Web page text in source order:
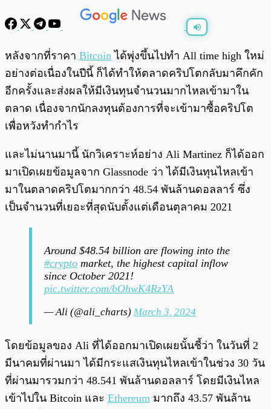
พร้อมเล่น
หลังจากที่ราคา Bitcoin ได้พุ่งขึ้นไปทำ All time high ใหม่
อย่างต่อเนื่องในปีนี้ ก็ได้ทำให้ตลาดคริปโตกลับมาคึกคัก
อีกครั้งและส่งผลให้มีเงินทุนจำนวนมากไหลเข้ามาใน
ตลาด เนื่องจากนักลงทุนต้องการที่จะเข้ามาซื้อคริปโต
เพื่อหวังทำกำไร
และไม่นานมานี้ นักวิเคราะห์อย่าง Ali Martinez ก็ได้ออก
มาเปิดเผยข้อมูลจาก Glassnode ว่า ได้มีเงินทุนไหลเข้า
มาในตลาดคริปโตมากกว่า 48.54 พันล้านดอลลาร์ ซึ่ง
เป็นจำนวนที่เยอะที่สุดนับตั้งแต่เดือนตุลาคม 2021
Around $48.54 billion are flowing into the
#crypto market, the highest capital inflow
since October 2021!
pic.twitter.com/bOhwK4RzYA
— Ali (@ali_charts) March 3, 2024
โดยข้อมูลของ Ali ที่ได้ออกมาเปิดเผยนั้นชี้ว่า ในวันที่ 2
มีนาคมที่ผ่านมา ได้มีกระแสเงินทุนไหลเข้าในช่วง 30 วัน
ที่ผ่านมารวมกว่า 48.541 พันล้านดอลลาร์ โดยมีเงินไหล
เข้าไปใน Bitcoin และ Ethereum มากถึง 43.57 พันล้าน